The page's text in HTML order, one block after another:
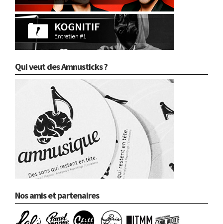
Qui veut des Amnusticks ?
Nos amis et partenaires